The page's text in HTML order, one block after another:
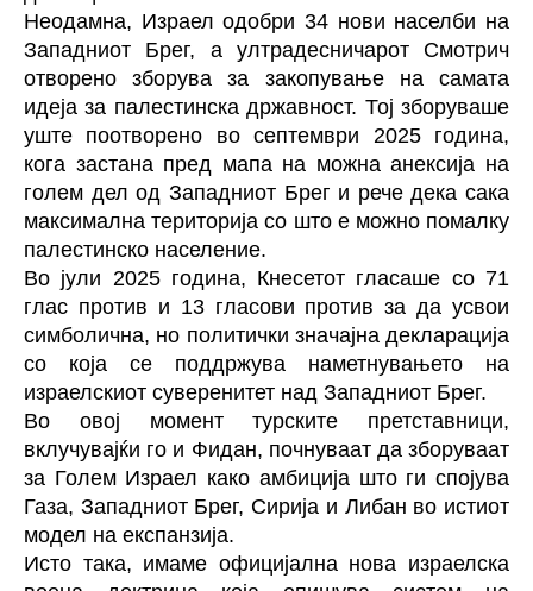
Неодамна, Израел одобри 34 нови населби на
Западниот Брег, а ултрадесничарот Смотрич
отворено зборува за закопување на самата
идеја за палестинска државност. Тој зборуваше
уште поотворено во септември 2025 година,
кога застана пред мапа на можна анексија на
голем дел од Западниот Брег и рече дека сака
максимална територија со што е можно помалку
палестинско население.
Во јули 2025 година, Кнесетот гласаше со 71
глас против и 13 гласови против за да усвои
симболична, но политички значајна декларација
со која се поддржува наметнувањето на
израелскиот суверенитет над Западниот Брег.
Во овој момент турските претставници,
вклучувајќи го и Фидан, почнуваат да зборуваат
за Голем Израел како амбиција што ги спојува
Газа, Западниот Брег, Сирија и Либан во истиот
модел на експанзија.
Исто така, имаме официјална нова израелска